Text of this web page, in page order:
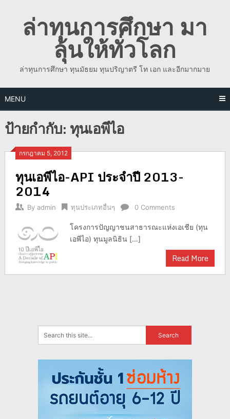
contentล่าทุนการศึกษา มา
ลุ้นให้ทั่วโลก
ล่าทุนการศึกษา ทุนมัธยม ทุนปริญาตรี โท เอก และอีกมากมาย
MENU
ป้ายกำกับ:ทุนเอพีไอ
กรกฎาคม 5, 2012
ทุนเอพีไอ-API ประจำปี 2013-
2014
By admin ทุนประเภทอื่นๆ 0 Comments
โครงการปัญญาชนสาธารณะแห่งเอเชีย (ทุน
เอพีไอ) ทุนมูลนิธิน […]
Read More